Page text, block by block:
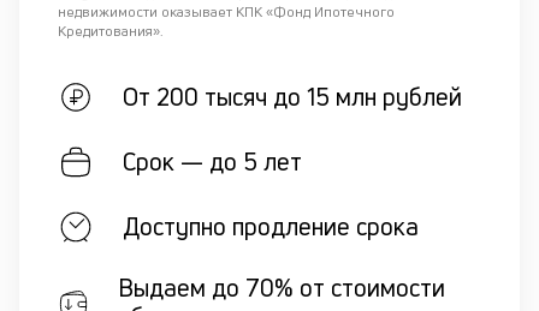
недвижимости оказывает КПК «Фонд Ипотечного
Кредитования».
От 200 тысяч до 15 млн рублей
Срок — до 5 лет
Доступно продление срока
Выдаем до 70% от стоимости